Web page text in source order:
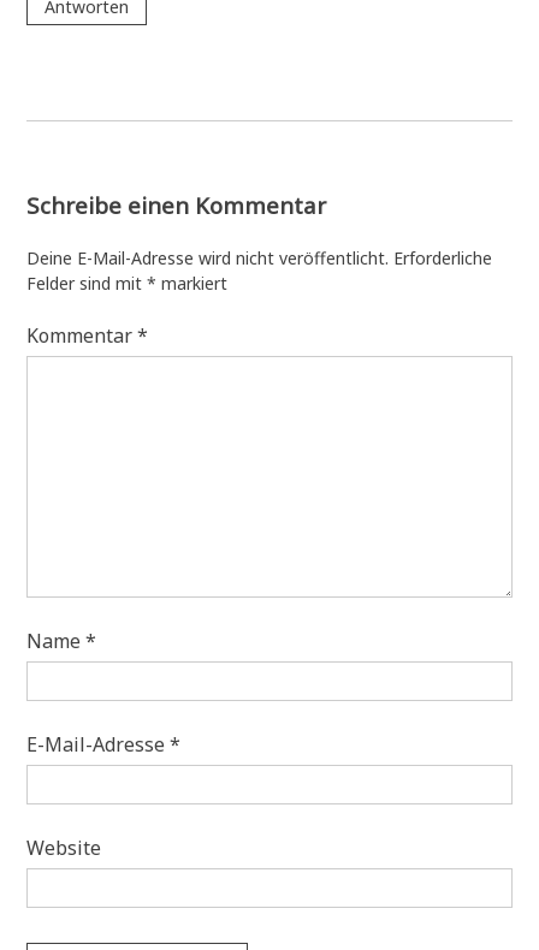
Antworten
Schreibe einen Kommentar
Deine E-Mail-Adresse wird nicht veröffentlicht. Erforderliche
Felder sind mit* markiert
Kommentar*
Name*
E-Mail-Adresse*
Website